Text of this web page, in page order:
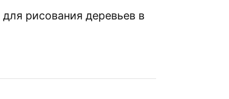
рисования деревьев в